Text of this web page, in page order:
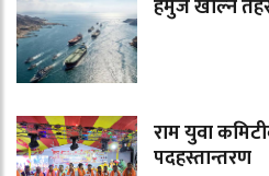
हर्मुज खोल्न
राम युवा
पदहस्तान्तरण